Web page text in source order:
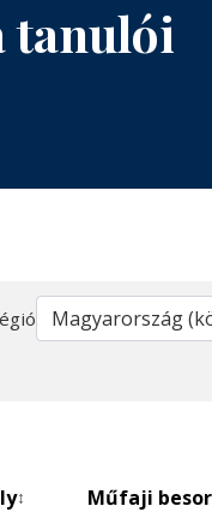
tanulói
↕ Műfaji